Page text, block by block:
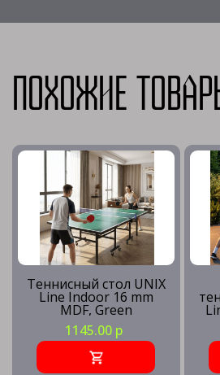
Похожие
Теннисный стол UNIX
Line Indoor 16 mm
MDF, Green
1145.00 р